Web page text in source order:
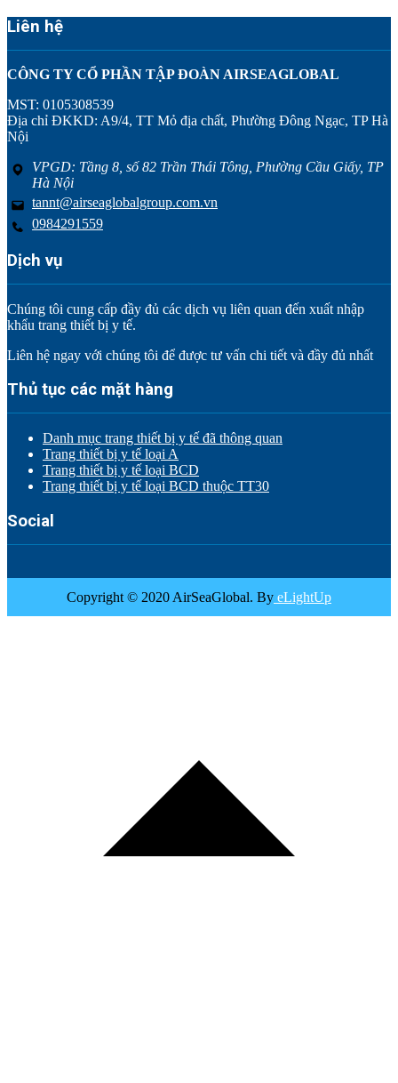
Liên hệ
CÔNG TY CỔ PHẦN TẬP ĐOÀN AIRSEAGLOBAL
MST: 0105308539
Địa chỉ ĐKKD: A9/4, TT Mỏ địa chất, Phường Đông Ngạc, TP Hà
Nội
VPGD: Tầng 8, số 82 Trần Thái Tông, Phường Cầu Giấy, TP
Hà Nội
tannt@airseaglobalgroup.com.vn
0984291559
Dịch vụ
Chúng tôi cung cấp đầy đủ các dịch vụ liên quan đến xuất nhập
khẩu trang thiết bị y tế.
Liên hệ ngay với chúng tôi để được tư vấn chi tiết và đầy đủ nhất
Thủ tục các mặt hàng
Danh mục trang thiết bị y tế đã thông quan
Trang thiết bị y tế loại A
Trang thiết bị y tế loại BCD
Trang thiết bị y tế loại BCD thuộc TT30
Social
Copyright © 2020 AirSeaGlobal. By eLightUp